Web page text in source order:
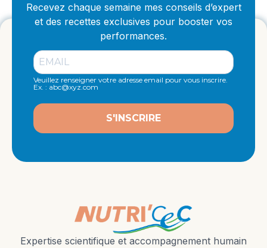
Recevez chaque semaine mes conseils d’expert
et des recettes exclusives pour booster vos
performances.
Veuillez renseigner votre adresse email pour vous inscrire.
Ex. : abc@xyz.com
S'INSCRIRE
Expertise scientifique et accompagnement humain